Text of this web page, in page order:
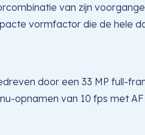
van zijn
vormfactor die de hele
door een 33 MP full-
opnamen van 10 fps met